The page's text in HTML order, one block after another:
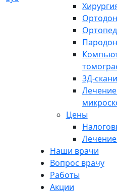
3Д-
Цены
Наши врачи
Вопрос врачу
Работы
Акции